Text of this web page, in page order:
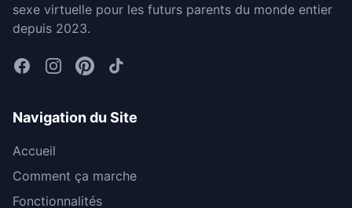
sexe virtuelle pour les futurs parents du monde entier
depuis 2023.
Navigation du Site
Accueil
Comment ça marche
Fonctionnalités